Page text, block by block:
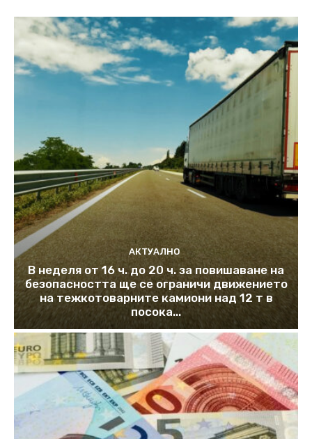
АКТУАЛНО
В неделя от 16 ч. до 20 ч. за повишаване на
безопасността ще се ограничи движението
на тежкотоварните камиони над 12 т в
посока...